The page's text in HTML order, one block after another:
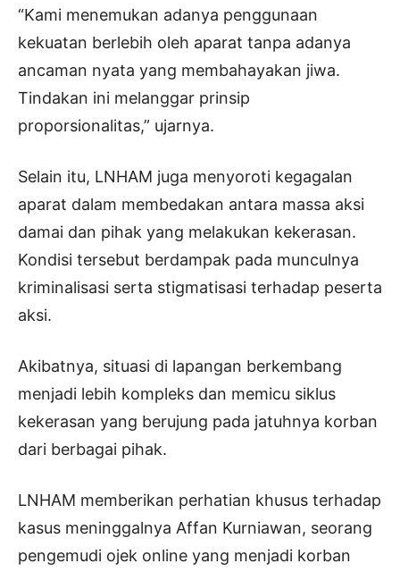
“Kami menemukan adanya penggunaan
kekuatan berlebih oleh aparat tanpa adanya
ancaman nyata yang membahayakan jiwa.
Tindakan ini melanggar prinsip
proporsionalitas,” ujarnya.
Selain itu, LNHAM juga menyoroti kegagalan
aparat dalam membedakan antara massa aksi
damai dan pihak yang melakukan kekerasan.
Kondisi tersebut berdampak pada munculnya
kriminalisasi serta stigmatisasi terhadap peserta
aksi.
Akibatnya, situasi di lapangan berkembang
menjadi lebih kompleks dan memicu siklus
kekerasan yang berujung pada jatuhnya korban
dari berbagai pihak.
LNHAM memberikan perhatian khusus terhadap
kasus meninggalnya Affan Kurniawan, seorang
pengemudi ojek online yang menjadi korban